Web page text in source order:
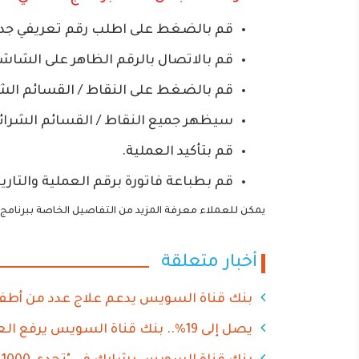
قم بالضغط على اطلب رقم تعريفي
قم بالاتصال بالرقم الظاهر على
قم بالضغط على النقاط / القسائم
سيظهر جميع النقاط / القسائم
قم بتأكيد العملية.
قم بطباعة فاتورة برقم العملية
يمكن للعملاء معرفة المزيد من التفاصيل الخاصة
أخبار متعلقة
بنك قناة السويس يدعم علاج عدد من
يصل إلى 19%.. بنك قناة السويس يرفع العائد على شهادات الادخار